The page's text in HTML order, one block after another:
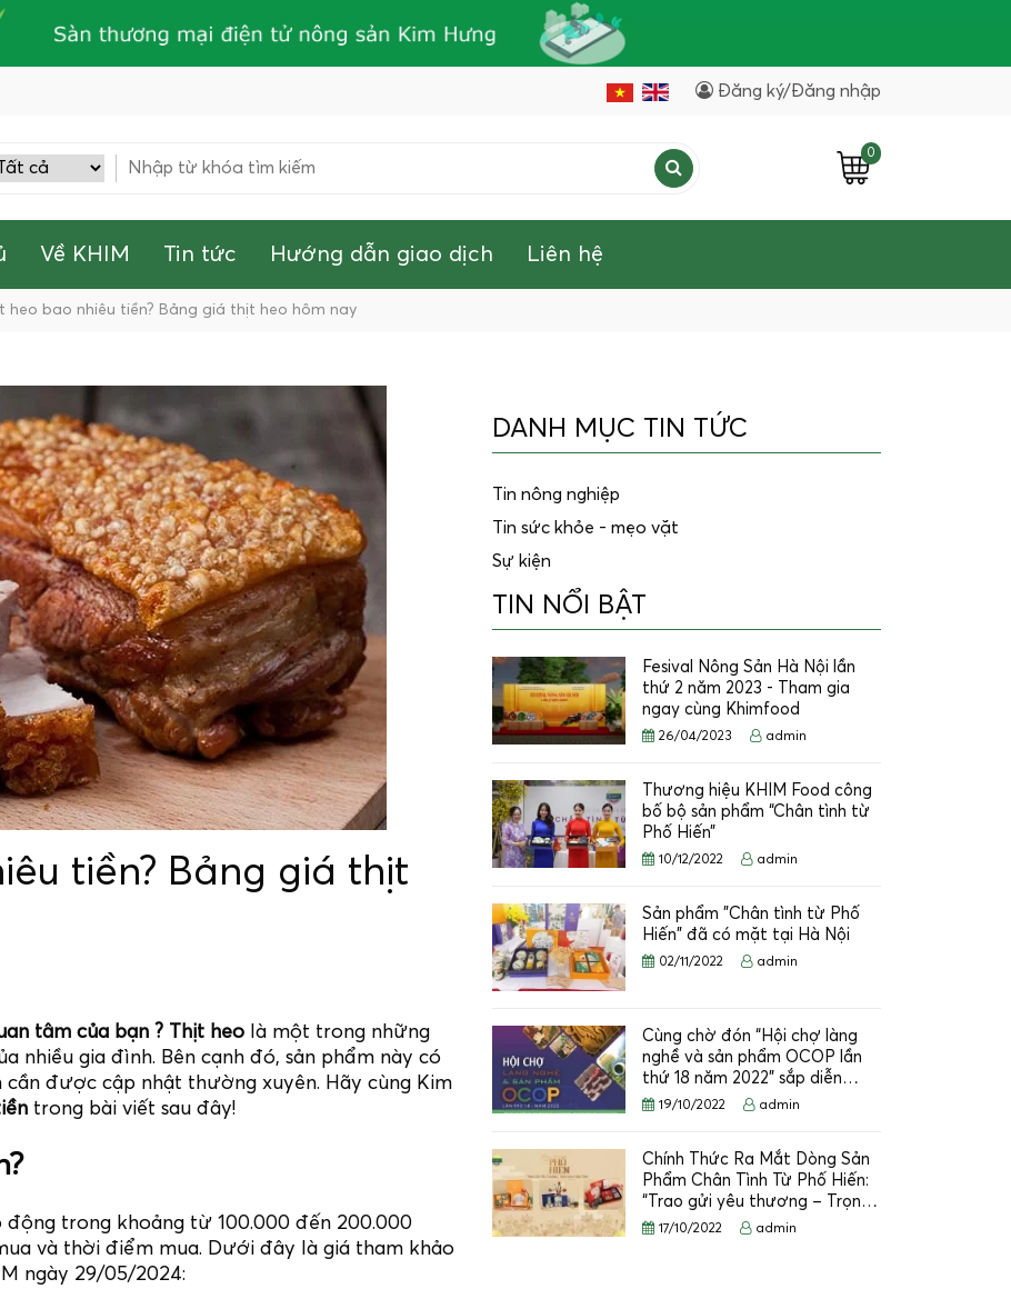
Đăng ký/Đăng nhập
0
Về KHIM Tin tức Hướng dẫn giao dịch Liên hệ
heo bao nhiêu tiền? Bảng giá thịt heo hôm nay
tiền? Bảng giá thịt
tâm của bạn ? Thịt heo là một trong những
nhiều gia đình. Bên cạnh đó, sản phẩm này có
được cập nhật thường xuyên. Hãy cùng Kim
trong bài viết sau đây!
trong khoảng từ 100.000 đến 200.000
và thời điểm mua. Dưới đây là giá tham khảo
ngày 29/05/2024:
DANH MỤC TIN TỨC
Tin nông nghiệp
Tin sức khỏe - mẹo vặt
Sự kiện
TIN NỔI BẬT
Fesival Nông Sản Hà Nội lần
thứ 2 năm 2023 - Tham gia
ngay cùng Khimfood
26/04/2023 admin
Thương hiệu KHIM Food công
bố bộ sản phẩm “Chân tình từ
Phố Hiến”
10/12/2022 admin
Sản phẩm "Chân tình từ Phố
Hiến" đã có mặt tại Hà Nội
02/11/2022 admin
Cùng chờ đón “Hội chợ làng
nghề và sản phẩm OCOP lần
thứ 18 năm 2022” sắp diễn…
19/10/2022 admin
Chính Thức Ra Mắt Dòng Sản
Phẩm Chân Tình Từ Phố Hiến:
“Trao gửi yêu thương – Trọn…
17/10/2022 admin